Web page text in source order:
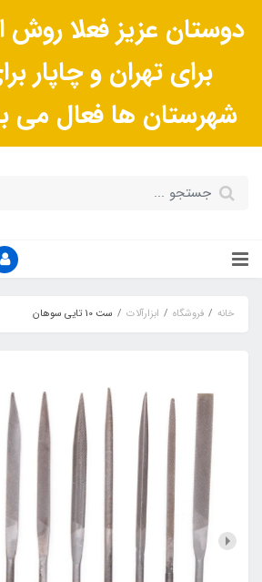
دوستان عزیز فعلا روش
برای تهران و چاپار
شهرستان ها فعال می
خانه فروشگاه ابزارآلات ست 10 تایی سوهان